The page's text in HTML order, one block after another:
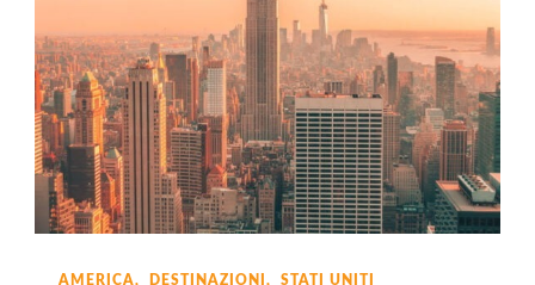
AMERICA DESTINAZIONI STATI UNITI